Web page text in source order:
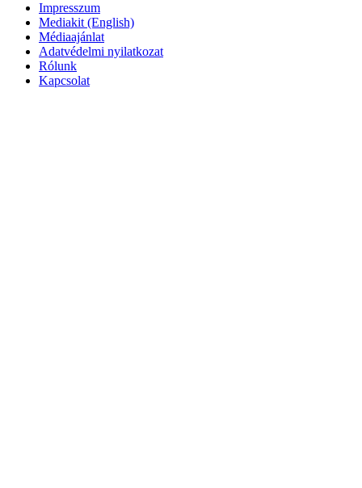
Impresszum
Mediakit (English)
Médiaajánlat
Adatvédelmi nyilatkozat
Rólunk
Kapcsolat